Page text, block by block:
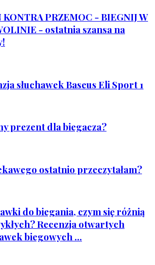
KONTRA PRZEMOC - BIEGNIJ W
- ostatnia szansa na
słuchawek Baseus Eli Sport 1
prezent dla biegacza?
ostatnio przeczytałam?
do biegania, czym się różnią
Recenzja otwartych
biegowych ...